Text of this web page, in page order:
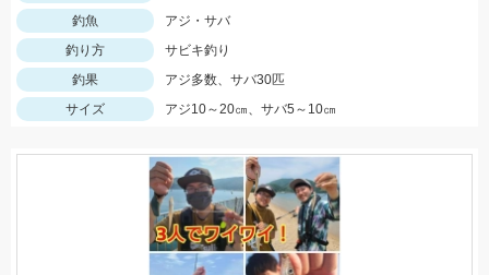
釣魚
アジ・サバ
釣り方
サビキ釣り
釣果
アジ多数、サバ30匹
サイズ
アジ10～20㎝、サバ5～10㎝